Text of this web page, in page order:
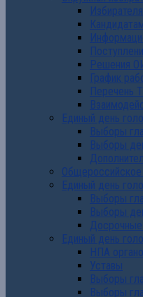
Решения
График
Перечень
Единый день
Выборы
Выборы
Общероссийское
Единый день
Выборы
Выборы
Досрочные
Единый день
НПА
Уставы
Выборы
Выборы